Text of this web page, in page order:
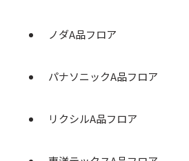
ノダA品フロア
パナソニックA品フロア
リクシルA品フロア